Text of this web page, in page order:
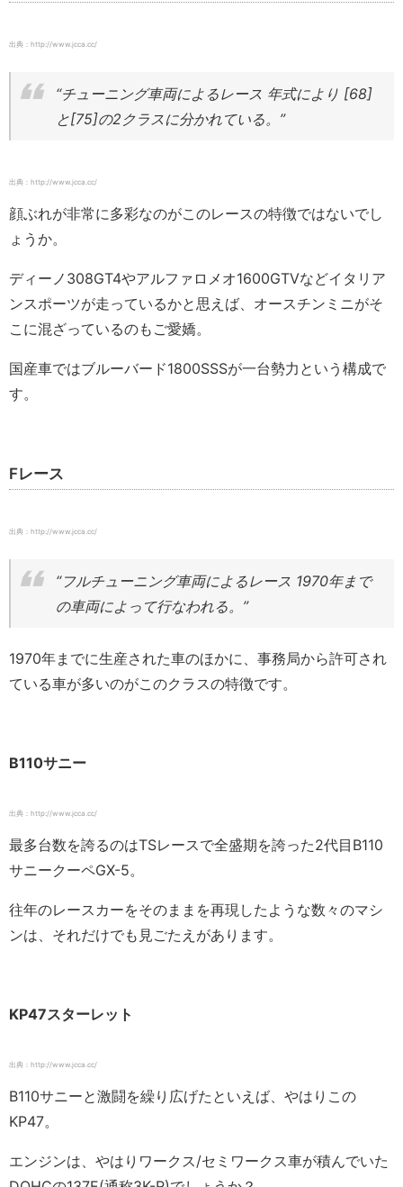
出典：http://www.jcca.cc/
“チューニング車両によるレース 年式により [68]
と[75]の2クラスに分かれている。”
出典：http://www.jcca.cc/
顔ぶれが非常に多彩なのがこのレースの特徴ではないでし
ょうか。
ディーノ308GT4やアルファロメオ1600GTVなどイタリア
ンスポーツが走っているかと思えば、オースチンミニがそ
こに混ざっているのもご愛嬌。
国産車ではブルーバード1800SSSが一台勢力という構成で
す。
Fレース
出典：http://www.jcca.cc/
“フルチューニング車両によるレース 1970年まで
の車両によって行なわれる。”
1970年までに生産された車のほかに、事務局から許可され
ている車が多いのがこのクラスの特徴です。
B110サニー
出典：http://www.jcca.cc/
最多台数を誇るのはTSレースで全盛期を誇った2代目B110
サニークーペGX-5。
往年のレースカーをそのままを再現したような数々のマシ
ンは、それだけでも見ごたえがあります。
KP47スターレット
出典：http://www.jcca.cc/
B110サニーと激闘を繰り広げたといえば、やはりこの
KP47。
エンジンは、やはりワークス/セミワークス車が積んでいた